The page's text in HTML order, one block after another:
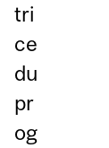
tri
ce
du
pr
og